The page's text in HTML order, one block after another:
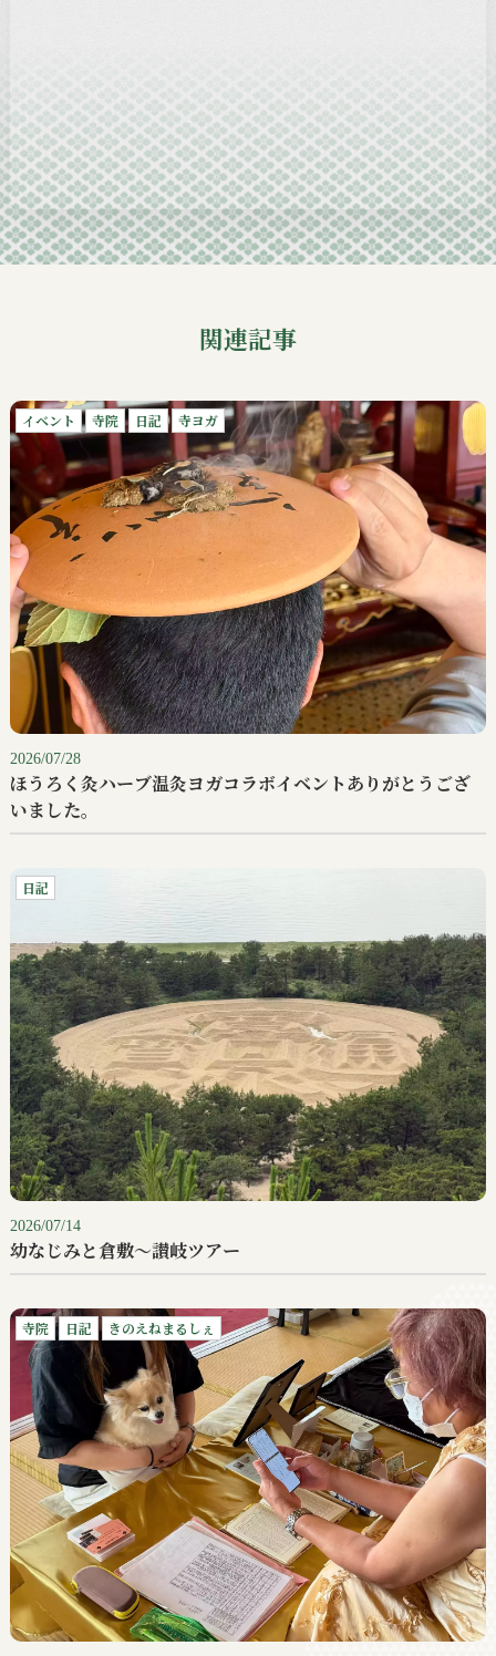
2024-11
2024-10
2024-09
関連記事
イベント 寺院 日記 寺ヨガ
2026/07/28
ほうろく灸ハーブ温灸ヨガコラボイベントありがとうござ
いました。
日記
2026/07/14
幼なじみと倉敷〜讃岐ツアー
寺院 日記 きのえねまるしぇ